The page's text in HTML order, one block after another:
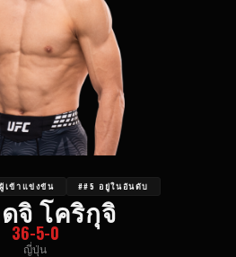
เข้าแข่งขัน ##5 อยู่ในอันดับ
จิ โคริกุจิ
36-5-0
ญี่ปุ่น